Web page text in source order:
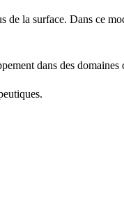
la surface. Dans ce
dans des domaines